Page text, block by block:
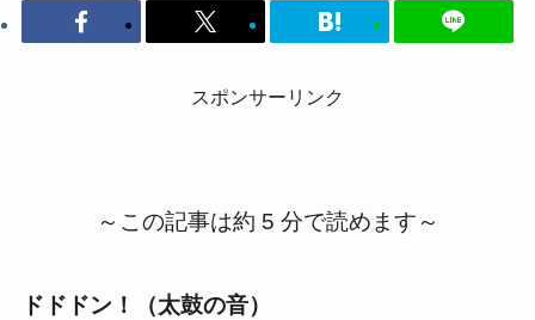
スポンサーリンク
～この記事は約 5 分で読めます～
ドドドン！（太鼓の音）